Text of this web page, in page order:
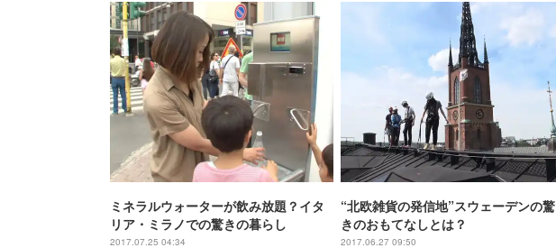
ミネラルウォーターが飲み放題？イタ
リア・ミラノでの驚きの暮らし
2017.07.25 04:34
“北欧雑貨の発信地”スウェーデンの驚
きのおもてなしとは？
2017.06.27 09:50